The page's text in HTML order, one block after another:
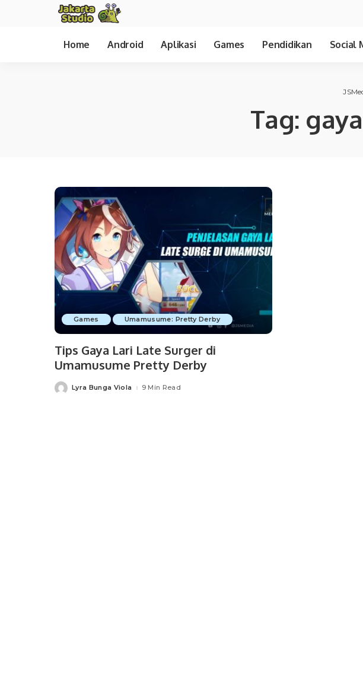
Home Android Aplikasi Games Pendidikan Social
Tag:
Games Umamusume: Pretty Derby
Tips Gaya Lari Late Surger di
Umamusume Pretty Derby
PostedLyra Bunga Viola 9 Min Read